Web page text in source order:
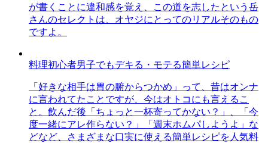
が書くことに違和感を覚え、この道を志したという岳
さんのセレクトは、オヤジにとってのリアルそのもの
ですよ。
料理初心者男子でもデキる・モテる簡単レシピ
「好きな相手は胃の腑からつかめ」って、昔はオンナ
に言われてたことですが、今はオトコにも言えるこ
と。飲んだ後「ちょっと一杯寄ってかない？」、「今
度一緒にアレ作らない？」「週末ホムパしようよ」な
どなど、さまざまな口実に使える簡単レシピを人気料